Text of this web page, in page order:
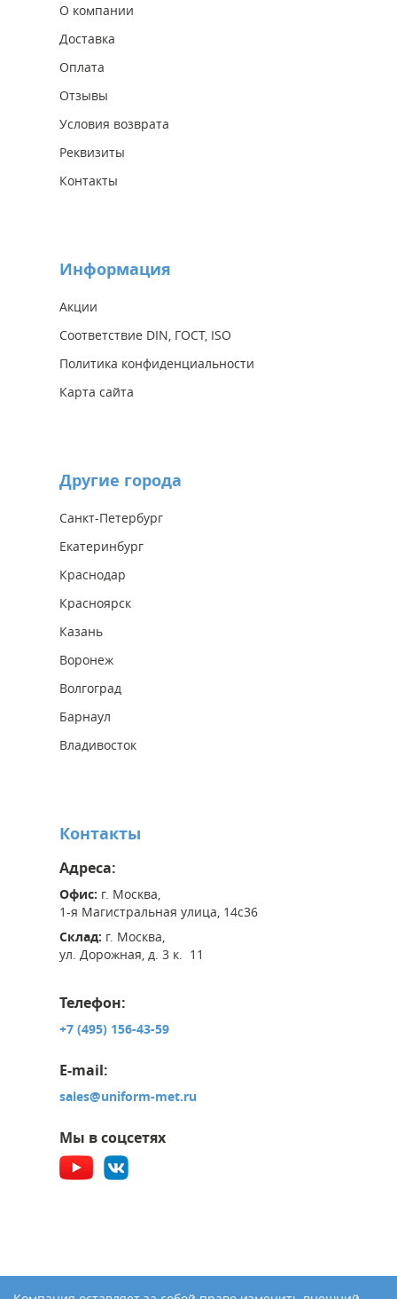
О компании
Доставка
Оплата
Отзывы
Условия возврата
Реквизиты
Контакты
Информация
Акции
Соответствие DIN, ГОСТ, ISO
Политика конфиденциальности
Карта сайта
Другие города
Санкт-Петербург
Екатеринбург
Краснодар
Красноярск
Казань
Воронеж
Волгоград
Барнаул
Владивосток
Контакты
Адреса:
Офис: г. Москва,
1-я Магистральная улица, 14с36
Склад: г. Москва,
ул. Дорожная, д. 3 к. 11
Телефон:
+7 (495) 156-43-59
E-mail:
sales@uniform-met.ru
Мы в соцсетях